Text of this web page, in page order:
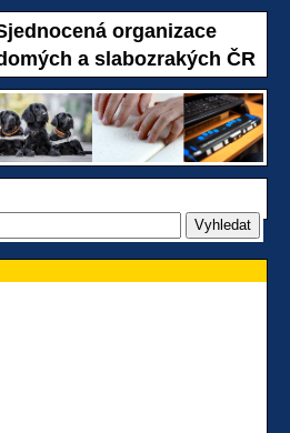
organizace
a slabozrakých ČR